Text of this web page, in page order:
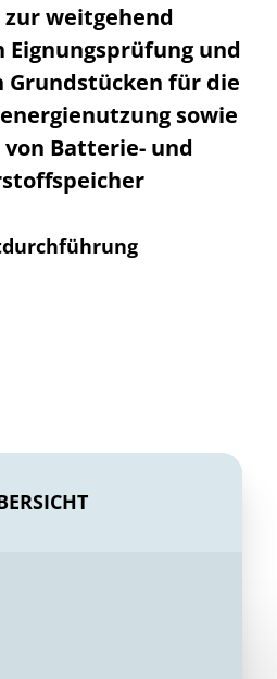
weitgehend
und
für die
sowie
Batterie- und